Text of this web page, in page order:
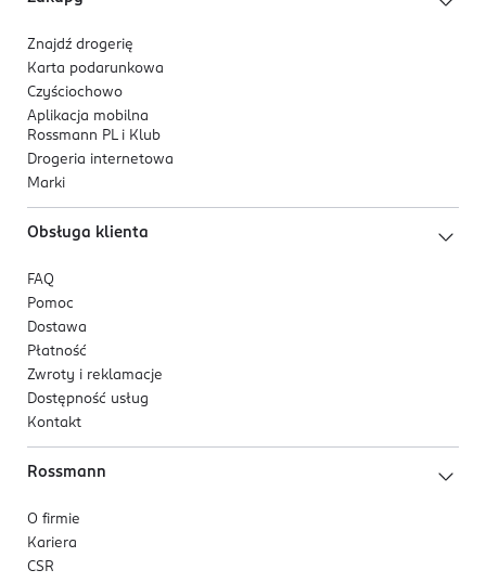
99% składników pochodzenia naturalnego.
Znajdź drogerię
Karta podarunkowa
Czyściochowo
Aplikacja mobilna
Rossmann PL i Klub
Drogeria internetowa
Marki
Obsługa klienta
FAQ
Pomoc
Dostawa
Płatność
Zwroty i reklamacje
Dostępność usług
Kontakt
Rossmann
O firmie
Kariera
CSR